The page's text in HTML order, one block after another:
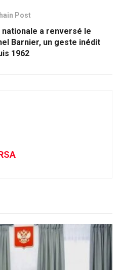
Post
a renversé le
Barnier, un geste inédit
1962